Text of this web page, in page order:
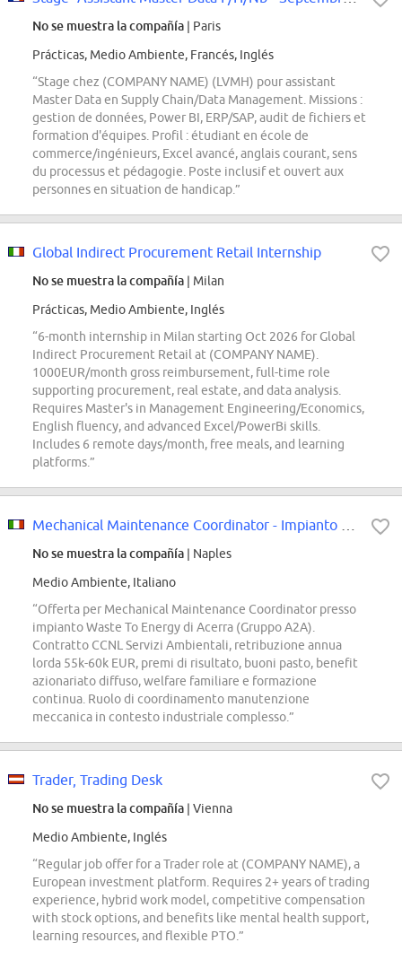
No se muestra la compañía | Paris
Prácticas, Medio Ambiente, Francés, Inglés
“Stage chez (COMPANY NAME) (LVMH) pour assistant
Master Data en Supply Chain/Data Management. Missions :
gestion de données, Power BI, ERP/SAP, audit de fichiers et
formation d'équipes. Profil : étudiant en école de
commerce/ingénieurs, Excel avancé, anglais courant, sens
du processus et pédagogie. Poste inclusif et ouvert aux
personnes en situation de handicap.”
Global Indirect Procurement Retail Internship
No se muestra la compañía | Milan
Prácticas, Medio Ambiente, Inglés
“6-month internship in Milan starting Oct 2026 for Global
Indirect Procurement Retail at (COMPANY NAME).
1000EUR/month gross reimbursement, full-time role
supporting procurement, real estate, and data analysis.
Requires Master's in Management Engineering/Economics,
English fluency, and advanced Excel/PowerBi skills.
Includes 6 remote days/month, free meals, and learning
platforms.”
No se muestra la compañía | Naples
Medio Ambiente, Italiano
“Offerta per Mechanical Maintenance Coordinator presso
impianto Waste To Energy di Acerra (Gruppo A2A).
Contratto CCNL Servizi Ambientali, retribuzione annua
lorda 55k-60k EUR, premi di risultato, buoni pasto, benefit
azionariato diffuso, welfare familiare e formazione
continua. Ruolo di coordinamento manutenzione
meccanica in contesto industriale complesso.”
Trader, Trading Desk
No se muestra la compañía | Vienna
Medio Ambiente, Inglés
“Regular job offer for a Trader role at (COMPANY NAME), a
European investment platform. Requires 2+ years of trading
experience, hybrid work model, competitive compensation
with stock options, and benefits like mental health support,
learning resources, and flexible PTO.”